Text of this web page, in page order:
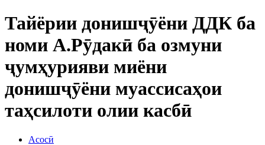
Тайёрии донишҷӯёни ДДК ба
номи А.Рӯдакӣ ба озмуни
ҷумҳурияви миёни
донишҷӯёни муассисаҳои
таҳсилоти олии касбӣ
Асосӣ